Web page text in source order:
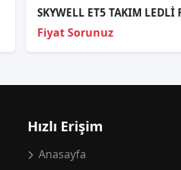
Fiyat Sorunuz
Hızlı Erişim
Anasayfa